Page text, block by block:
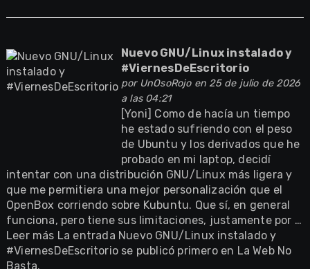
Nuevo GNU/Linux instalado y
#ViernesDeEscritorio
por UnOsoRojoen 25 de julio de 2026
a las 04:21
[Yoni] Como de hacía un tiempo
he estado sufriendo con el peso
de Ubuntu y los derivados que he
probado en mi laptop, decidí
intentar con una distribución GNU/Linux más ligera y
que me permitiera una mejor personalización que el
OpenBox corriendo sobre Kubuntu. Que sí, en general
funciona, pero tiene sus limitaciones, justamente por …
Leer más La entrada Nuevo GNU/Linux instalado y
#ViernesDeEscritorio se publicó primero en La Web No
Basta.